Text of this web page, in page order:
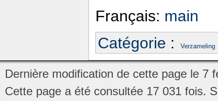
Français: main
Catégorie : Verzameling
Dernière modification de cette page le 7
Cette page a été consultée 17 031 fois.